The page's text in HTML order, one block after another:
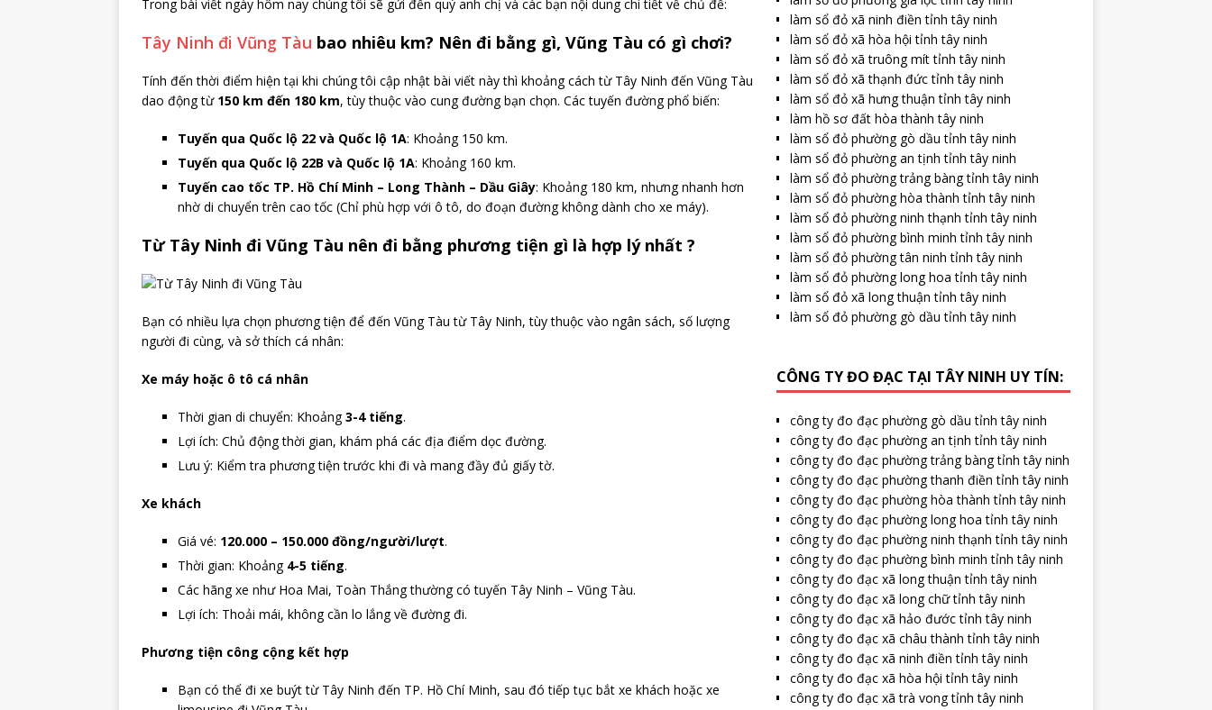
Trong bài viết ngày hôm nay chúng tôi sẽ gửi đến quý anh chị và các bạn nội dung chi tiết về chủ đề:
Tây Ninh đi Vũng Tàu bao nhiêu km? Nên đi bằng gì, Vũng Tàu có gì chơi?
Tính đến thời điểm hiện tại khi chúng tôi cập nhật bài viết này thì khoảng cách từ Tây Ninh đến Vũng Tàu
dao động từ 150 km đến 180 km, tùy thuộc vào cung đường bạn chọn. Các tuyến đường phổ biến:
Tuyến qua Quốc lộ 22 và Quốc lộ 1A: Khoảng 150 km.
Tuyến qua Quốc lộ 22B và Quốc lộ 1A: Khoảng 160 km.
Tuyến cao tốc TP. Hồ Chí Minh – Long Thành – Dầu Giây: Khoảng 180 km, nhưng nhanh hơn
nhờ di chuyển trên cao tốc (Chỉ phù hợp với ô tô, do đoạn đường không dành cho xe máy).
Từ Tây Ninh đi Vũng Tàu nên đi bằng phương tiện gì là hợp lý nhất ?
Bạn có nhiều lựa chọn phương tiện để đến Vũng Tàu từ Tây Ninh, tùy thuộc vào ngân sách, số lượng
người đi cùng, và sở thích cá nhân:
Xe máy hoặc ô tô cá nhân
Thời gian di chuyển: Khoảng3-4 tiếng.
Lợi ích: Chủ động thời gian, khám phá các địa điểm dọc đường.
Lưu ý: Kiểm tra phương tiện trước khi đi và mang đầy đủ giấy tờ.
Xe khách
Giá vé: 120.000 – 150.000 đồng/người/lượt.
Thời gian: Khoảng 4-5 tiếng.
Các hãng xe như Hoa Mai, Toàn Thắng thường có tuyến Tây Ninh – Vũng Tàu.
Lợi ích: Thoải mái, không cần lo lắng về đường đi.
Phương tiện công cộng kết hợp
Bạn có thể đi xe buýt từ Tây Ninh đến TP. Hồ Chí Minh, sau đó tiếp tục bắt xe khách hoặc xe
làm sổ đỏ xã ninh điền tỉnh tây ninh
làm sổ đỏ xã hòa hội tỉnh tây ninh
làm sổ đỏ xã truông mít tỉnh tây ninh
làm sổ đỏ xã thạnh đức tỉnh tây ninh
làm sổ đỏ xã hưng thuận tỉnh tây ninh
làm hồ sơ đất hòa thành tây ninh
làm sổ đỏ phường gò dầu tỉnh tây ninh
làm sổ đỏ phường an tịnh tỉnh tây ninh
làm sổ đỏ phường trảng bàng tỉnh tây ninh
làm sổ đỏ phường hòa thành tỉnh tây ninh
làm sổ đỏ phường ninh thạnh tỉnh tây ninh
làm sổ đỏ phường bình minh tỉnh tây ninh
làm sổ đỏ phường tân ninh tỉnh tây ninh
làm sổ đỏ phường long hoa tỉnh tây ninh
làm sổ đỏ xã long thuận tỉnh tây ninh
làm sổ đỏ phường gò dầu tỉnh tây ninh
CÔNG TY ĐO ĐẠC TẠI TÂY NINH UY TÍN:
công ty đo đạc phường gò dầu tỉnh tây ninh
công ty đo đạc phường an tịnh tỉnh tây ninh
công ty đo đạc phường trảng bàng tỉnh tây ninh
công ty đo đạc phường thanh điền tỉnh tây ninh
công ty đo đạc phường hòa thành tỉnh tây ninh
công ty đo đạc phường long hoa tỉnh tây ninh
công ty đo đạc phường ninh thạnh tỉnh tây ninh
công ty đo đạc phường bình minh tỉnh tây ninh
công ty đo đạc xã long thuận tỉnh tây ninh
công ty đo đạc xã long chữ tỉnh tây ninh
công ty đo đạc xã hảo đước tỉnh tây ninh
công ty đo đạc xã châu thành tỉnh tây ninh
công ty đo đạc xã ninh điền tỉnh tây ninh
công ty đo đạc xã hòa hội tỉnh tây ninh
công ty đo đạc xã trà vong tỉnh tây ninh